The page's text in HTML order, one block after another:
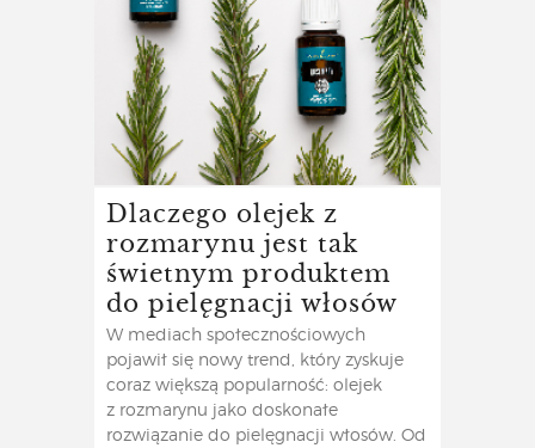
Dlaczego olejek z
rozmarynu jest tak
świetnym produktem
do pielęgnacji włosów
W mediach społecznościowych
pojawił się nowy trend, który zyskuje
coraz większą popularność: olejek
z rozmarynu jako doskonałe
rozwiązanie do pielęgnacji włosów. Od